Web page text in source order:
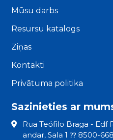
Mūsu darbs
Resursu katalogs
Ziņas
Kontakti
Privātuma politika
Sazinieties ar
Rua Teófilo Braga - Edf
andar, Sala 1 ⁇ 8500-